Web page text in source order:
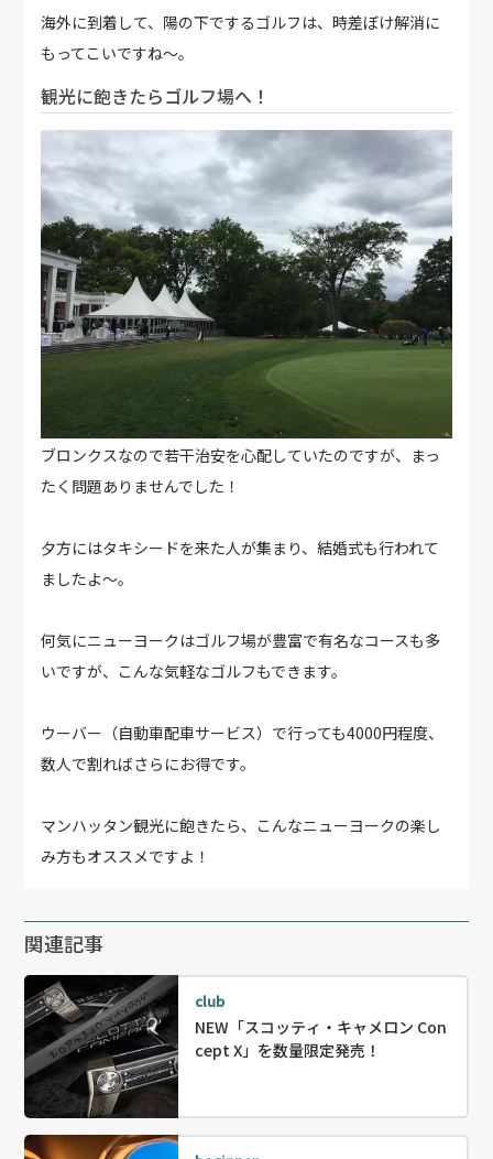
海外に到着して、陽の下でするゴルフは、時差ぼけ解消に
もってこいですね～。
観光に飽きたらゴルフ場へ！
ブロンクスなので若干治安を心配していたのですが、まっ
たく問題ありませんでした！
夕方にはタキシードを来た人が集まり、結婚式も行われて
ましたよ～。
何気にニューヨークはゴルフ場が豊富で有名なコースも多
いですが、こんな気軽なゴルフもできます。
ウーバー（自動車配車サービス）で行っても4000円程度、
数人で割ればさらにお得です。
マンハッタン観光に飽きたら、こんなニューヨークの楽し
み方もオススメですよ！
関連記事
club
NEW「スコッティ・キャメロン Con
cept X」を数量限定発売！